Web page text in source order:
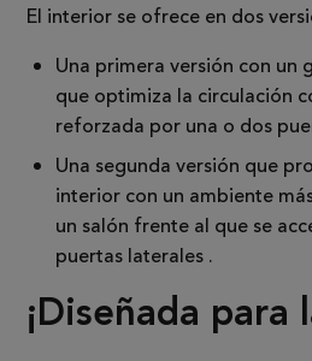
El interior se ofrece en dos
Una primera versión con un
que optimiza la circulación
reforzada por una o dos
Una segunda versión que
interior con un ambiente
un salón frente al que se
puertas laterales .
¡Diseñada